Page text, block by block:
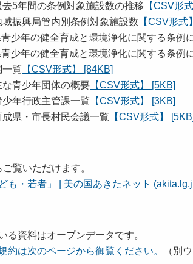
5年間の条例対象施設数の推移 【CSV形
振興局管内別条例対象施設数 【CSV形式
年の健全育成と環境浄化に関する条例
年の健全育成と環境浄化に関する条例
覧 【CSV形式】 [84KB]
青少年団体の概要 【CSV形式】 [5KB]
年行政主管課一覧 【CSV形式】 [3KB]
県・市長村民会議一覧 【CSV形式】 [5KB]
覧いただけます。
も・若者」 | 美の国あきたネット
資料はオープンデータです。
約は次のページから御覧ください。
（別